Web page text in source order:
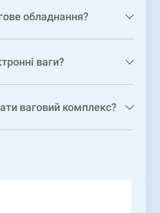
обладнання?
ваги?
ваговий комплекс?